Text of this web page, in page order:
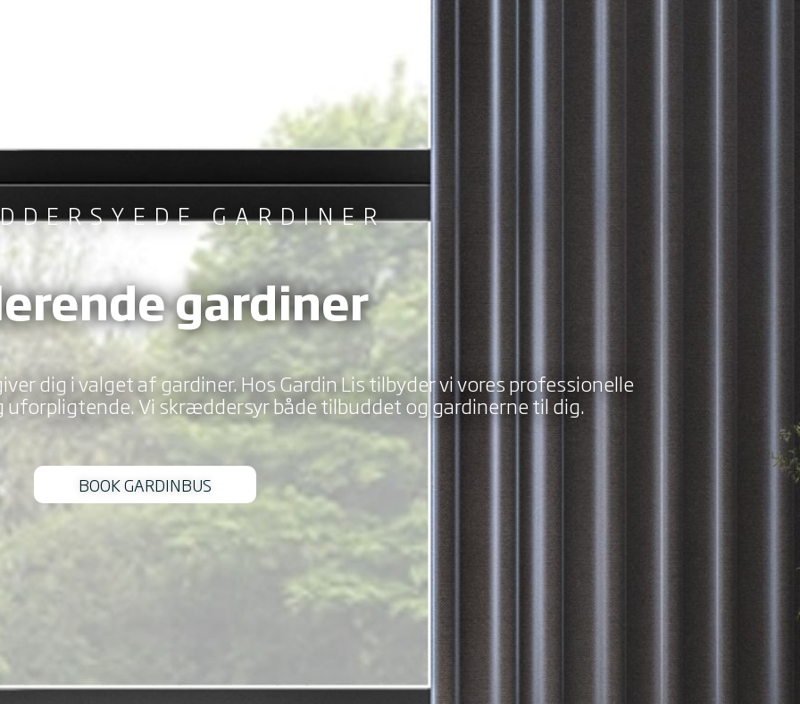
GARDINER
gardiner
dig i valget af gardiner. Hos Gardin Lis tilbyder vi vores professionelle
Vi skræddersyr både tilbuddet og gardinerne til dig.
BOOK GARDINBUS